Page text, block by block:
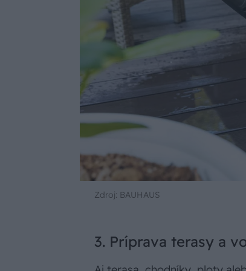
Zdroj: BAUHAUS
3. Príprava terasy a